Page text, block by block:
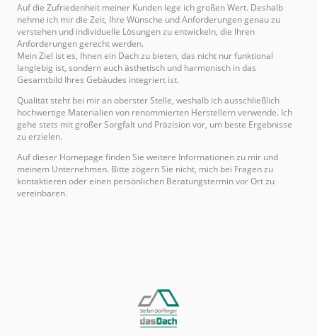
Auf die Zufriedenheit meiner Kunden lege ich großen Wert. Deshalb
nehme ich mir die Zeit, Ihre Wünsche und Anforderungen genau zu
verstehen und individuelle Lösungen zu entwickeln, die Ihren
Anforderungen gerecht werden.
Mein Ziel ist es, Ihnen ein Dach zu bieten, das nicht nur funktional
langlebig ist, sondern auch ästhetisch und harmonisch in das
Gesamtbild Ihres Gebäudes integriert ist.
Qualität steht bei mir an oberster Stelle, weshalb ich ausschließlich
hochwertige Materialien von renommierten Herstellern verwende. Ich
gehe stets mit großer Sorgfalt und Präzision vor, um beste Ergebnisse
zu erzielen.
Auf dieser Homepage finden Sie weitere Informationen zu mir und
meinem Unternehmen. Bitte zögern Sie nicht, mich bei Fragen zu
kontaktieren oder einen persönlichen Beratungstermin vor Ort zu
vereinbaren.